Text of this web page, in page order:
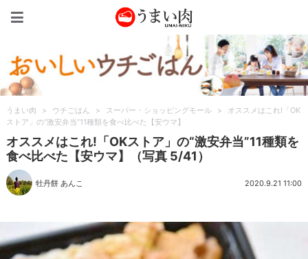
うまい肉 > ウチごはん > スーパー・ショッピングモール >
オススメはこれ!「OK
ストア」の“激安弁当”11種類を食べ比べた【安ウマ】
オススメはこれ!「OKストア」の“激安弁当”11種類を
食べ比べた【安ウマ】（写真 5/41）
牡丹餅 あんこ 2020.9.21 11:00